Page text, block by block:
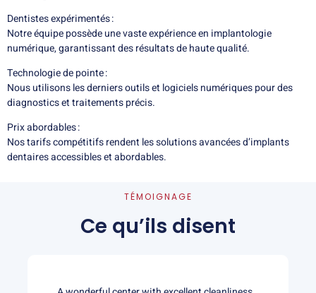
Dentistes expérimentés :
Notre équipe possède une vaste expérience en implantologie
numérique, garantissant des résultats de haute qualité.
Technologie de pointe :
Nous utilisons les derniers outils et logiciels numériques pour des
diagnostics et traitements précis.
Prix abordables :
Nos tarifs compétitifs rendent les solutions avancées d’implants
dentaires accessibles et abordables.
TÉMOIGNAGE
Ce qu’ils disent